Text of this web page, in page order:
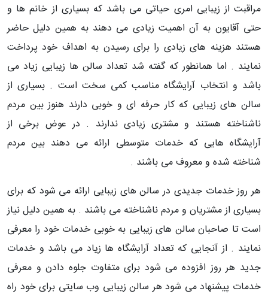
مراقبت از زیبایی امری حیاتی می باشد که بسیاری از خانم ها و
حتی آقایون به آن اهمیت زیادی می دهند به همین دلیل حاضر
هستند هزینه های زیادی را برای رسیدن به اهداف خود پرداخت
نمایند . اما همانطور که گفته شد تعداد سالن ها زیبایی زیاد می
باشد و انتخاب آرایشگاه مناسب کمی سخت است . بسیاری از
سالن های زیبایی که کار حرفه ای و خوبی دارند هنوز بین مردم
ناشناخته هستند و مشتری زیادی ندارند . در عوض برخی از
آرایشگاه هایی که خدمات متوسطی ارائه می دهند بین مردم
شناخته شده و معروف می باشند .
هر روز خدمات جدیدی در سالن های زیبایی ارائه می شود که برای
بسیاری از مشتریان و مردم ناشناخته می باشند . به همین دلیل نیاز
است تا صاحبان سالن های زیبایی به خوبی خدمات خود را معرفی
نمایند . از آنجایی که تعداد آرایشگاه ها زیاد می باشد و خدمات
جدید هر روز افزوده می شود برای متفاوت جلوه دادن و معرفی
خدمات پیشنهاد می شود هر سالن زیبایی وب سایتی برای خود راه